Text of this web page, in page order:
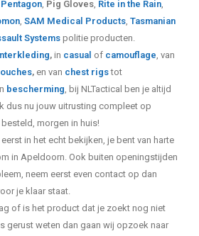
Pentagon, Pig Gloves, Rite in the Rain,
,SAM Medical Products,Tasmanian
Systemspolitie producten.
, in casual of camouflage, van
, en van chest rigstot
bescherming, bij NLTactical ben je altijd
dus nu jouw uitrusting compleet op
morgen in huis!
in het echt bekijken, je bent van harte
in Apeldoorn. Ook buiten openingstijden
neem eerst even contact op dan
je klaar staat.
of is het product dat je zoekt nog niet
gerust weten dan gaan wij opzoek naar